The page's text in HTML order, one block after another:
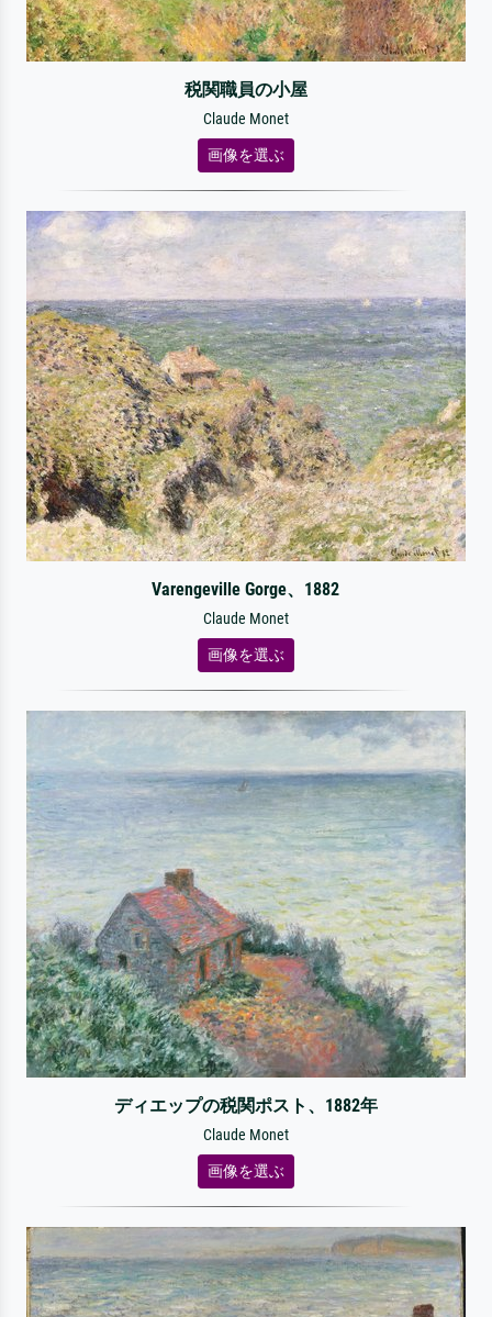
税関職員の小屋
Claude Monet
画像を選ぶ
Varengeville Gorge、1882
Claude Monet
画像を選ぶ
ディエップの税関ポスト、1882年
Claude Monet
画像を選ぶ